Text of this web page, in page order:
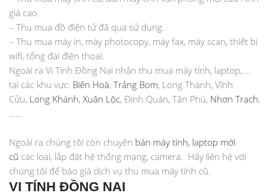
giá cao.
– Thu mua đồ điện tử đã qua sử dụng.
– Thu mua máy in, máy photocopy, máy fax, máy scan, thiết bị
wifi, tổng đài điện thoại.
Ngoài ra Vi Tính Đồng Nai nhận thu mua máy tính, laptop,….
tại các khu vực: Biên Hoà, Trảng Bom, Long Thành, Vĩnh
Cửu, Long Khánh, Xuân Lộc, Định Quán, Tân Phú, Nhơn Trạch,
……
Ngoài ra chúng tôi còn chuyên bán máy tính, laptop mới
cũ các loại, lắp đặt hệ thống mạng, camera. Hãy liên hệ với
chúng tôi để báo giá dịch vụ thu mua máy tính cũ.
VI TÍNH ĐỒNG NAI